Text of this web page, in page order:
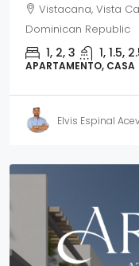
Vistacana, Vista
Dominican Republic
1, 2, 3 1, 1.5,
APARTAMENTO, CASA
Elvis Espinal